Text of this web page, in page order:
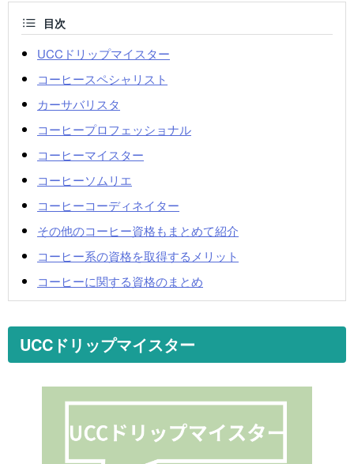
目次
UCCドリップマイスター
コーヒースペシャリスト
カーサバリスタ
コーヒープロフェッショナル
コーヒーマイスター
コーヒーソムリエ
コーヒーコーディネイター
その他のコーヒー資格もまとめて紹介
コーヒー系の資格を取得するメリット
コーヒーに関する資格のまとめ
UCCドリップマイスター